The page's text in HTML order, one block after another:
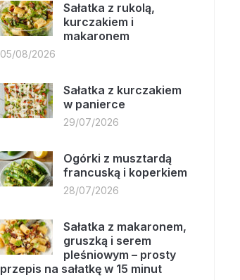
Sałatka z rukolą,
kurczakiem i
makaronem
05/08/2026
Sałatka z kurczakiem
w panierce
29/07/2026
Ogórki z musztardą
francuską i koperkiem
28/07/2026
Sałatka z makaronem,
gruszką i serem
pleśniowym – prosty
przepis na sałatkę w 15 minut